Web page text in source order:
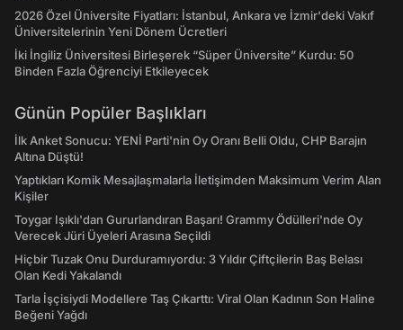
2026 Özel Üniversite Fiyatları: İstanbul, Ankara ve İzmir'deki Vakıf
Üniversitelerinin Yeni Dönem Ücretleri
İki İngiliz Üniversitesi Birleşerek “Süper Üniversite” Kurdu: 50
Binden Fazla Öğrenciyi Etkileyecek
Günün Popüler Başlıkları
İlk Anket Sonucu: YENİ Parti'nin Oy Oranı Belli Oldu, CHP Barajın
Altına Düştü!
Yaptıkları Komik Mesajlaşmalarla İletişimden Maksimum Verim Alan
Kişiler
Toygar Işıklı'dan Gururlandıran Başarı! Grammy Ödülleri'nde Oy
Verecek Jüri Üyeleri Arasına Seçildi
Hiçbir Tuzak Onu Durduramıyordu: 3 Yıldır Çiftçilerin Baş Belası
Olan Kedi Yakalandı
Tarla İşçisiydi Modellere Taş Çıkarttı: Viral Olan Kadının Son Haline
Beğeni Yağdı